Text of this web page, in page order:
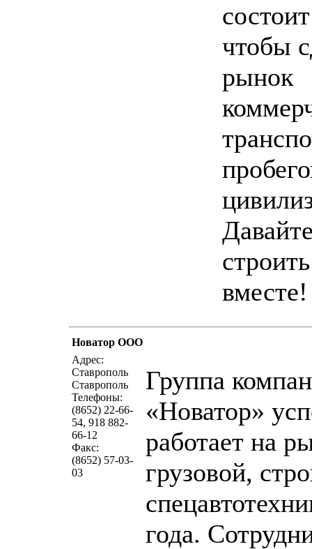
чтобы
рынок
вместе!
Новатор ООО
Адрес:
Ставрополь
Ставрополь
Телефоны:
(8652) 22-66-
54, 918 882-
66-12
Факс:
(8652) 57-03-
03
Группа
«Новатор»
работает на
грузовой,
года.